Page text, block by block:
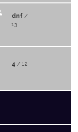
dnf/
13
4 / 12